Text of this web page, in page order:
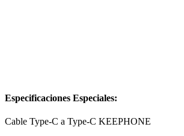
Especificaciones Especiales:
Cable Type-C a Type-C KEEPHONE